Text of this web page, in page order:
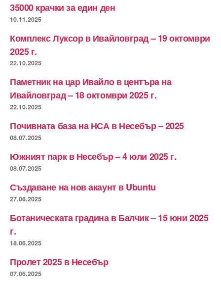
35000 крачки за един ден
10.11.2025
Комплекс Луксор в Ивайловград – 19 октомври
2025 г.
22.10.2025
Паметник на цар Ивайло в центъра на
Ивайловград – 18 октомври 2025 г.
22.10.2025
Почивната база на НСА в Несебър – 2025
08.07.2025
Южният парк в Несебър – 4 юли 2025 г.
08.07.2025
Създаване на нов акаунт в Ubuntu
27.06.2025
Ботаническата градина в Балчик – 15 юни 2025
г.
18.06.2025
Пролет 2025 в Несебър
07.06.2025